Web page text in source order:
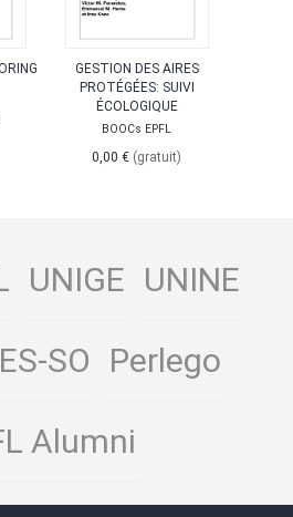
GESTION DES AIRES
PROTÉGÉES: SUIVI
ÉCOLOGIQUE
BOOCs EPFL
0,00 € (gratuit)
UNIGE UNINE
SO Perlego
Alumni